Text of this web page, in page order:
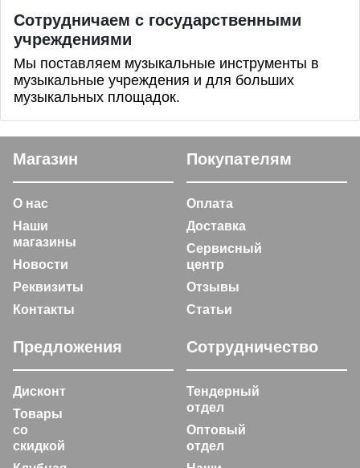
Сотрудничаем с государственными
учреждениями
Мы поставляем музыкальные инструменты в
музыкальные учреждения и для больших
музыкальных площадок.
Магазин
О нас
Наши
магазины
Новости
Реквизиты
Контакты
Покупателям
Оплата
Доставка
Сервисный
центр
Отзывы
Статьи
Предложения
Дисконт
Товары
со
скидкой
Сотрудничество
Тендерный
отдел
Оптовый
отдел